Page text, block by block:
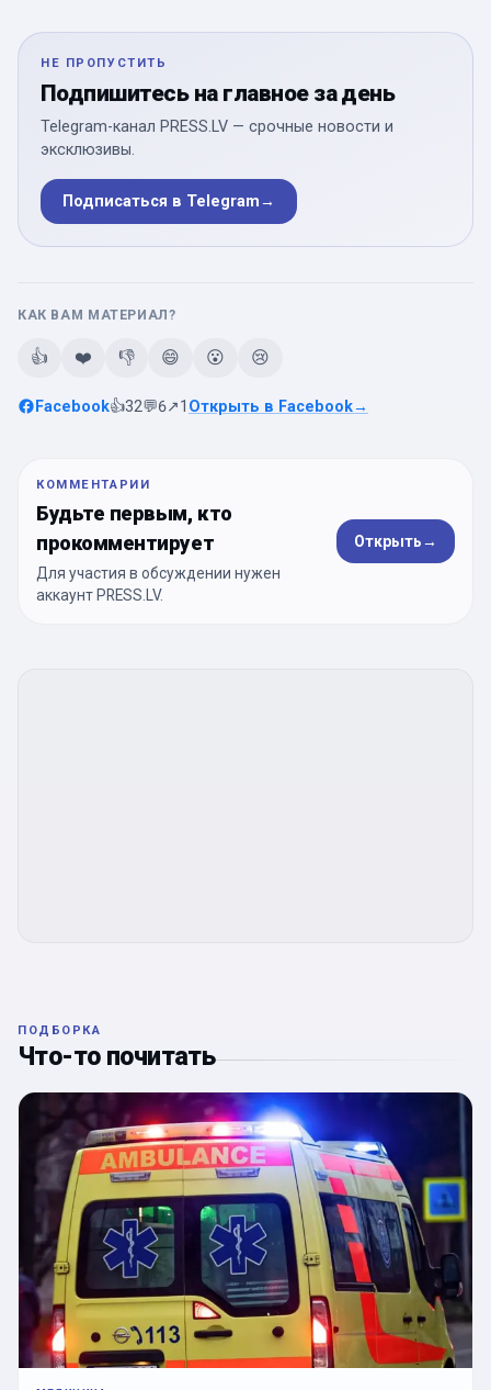
НЕ ПРОПУСТИТЬ
Подпишитесь на главное за день
Telegram-канал PRESS.LV — срочные новости и
эксклюзивы.
Подписаться в Telegram→
КАК ВАМ МАТЕРИАЛ?
👍 ❤️ 👎 😄 😮 😢
Facebook👍32💬6↗1 Открыть в Facebook→
КОММЕНТАРИИ
Будьте первым, кто
прокомментирует
Для участия в обсуждении нужен
аккаунт PRESS.LV.
Открыть→
ПОДБОРКА
Что-то почитать